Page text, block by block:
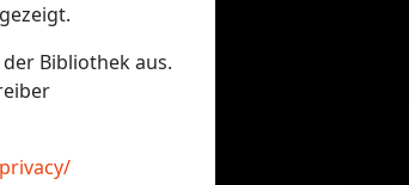
Bibliothek aus.